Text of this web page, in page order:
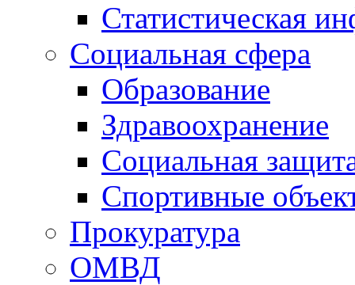
Статистическая
Социальная сфера
Образование
Здравоохранение
Социальная
Спортивные
Прокуратура
ОМВД